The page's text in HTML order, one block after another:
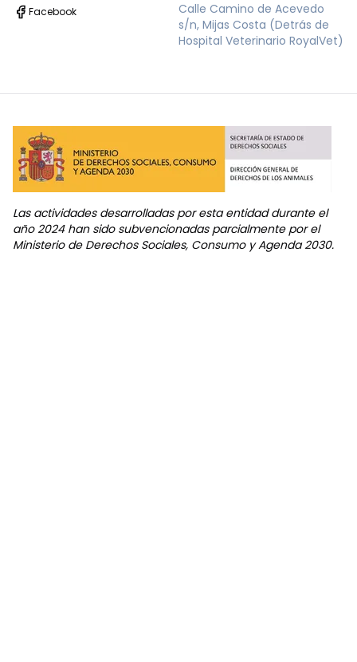
Facebook
Calle Camino de Acevedo
s/n, Mijas Costa (Detrás de
Hospital Veterinario RoyalVet)
Las actividades desarrolladas por esta entidad durante el
año 2024 han sido subvencionadas parcialmente por el
Ministerio de Derechos Sociales, Consumo y Agenda 2030.